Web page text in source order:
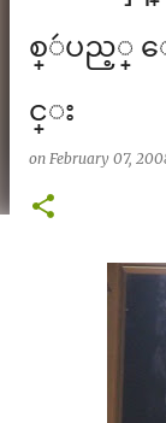
စ္ဴပည့္ ေ
င္း
on February 07,